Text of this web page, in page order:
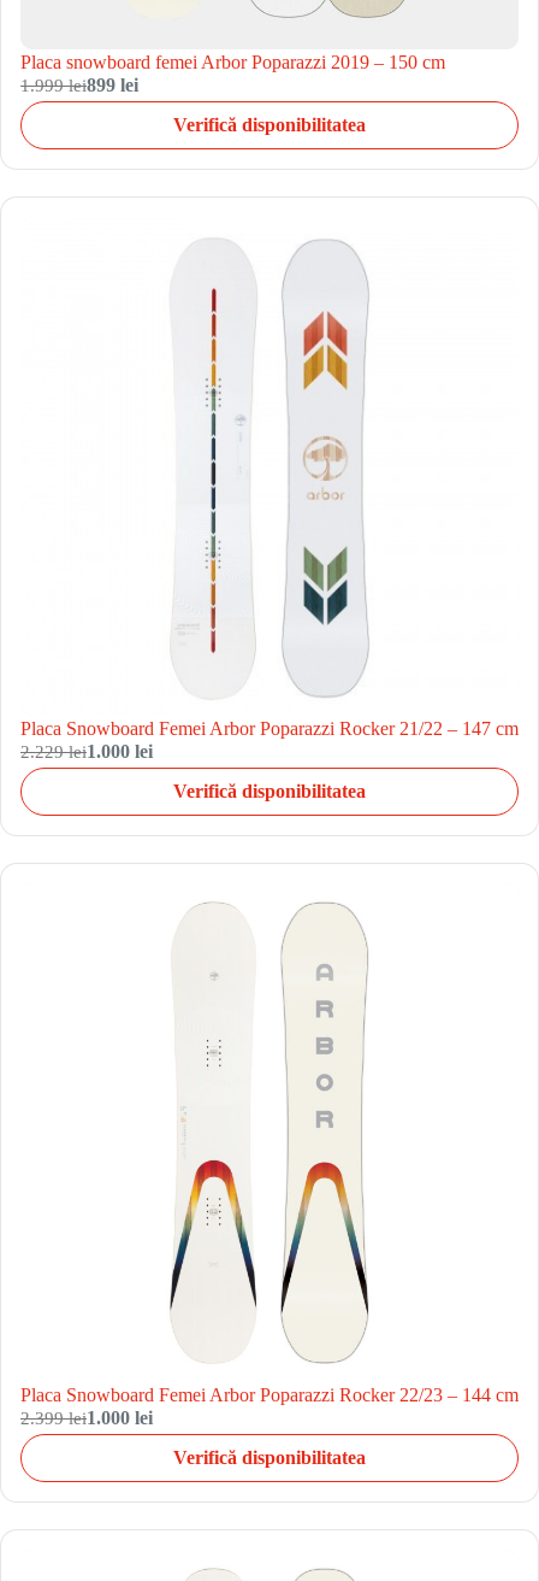
Placa snowboard femei Arbor Poparazzi 2019 – 150 cm
1.999 lei899 lei
Verifică disponibilitatea
Placa Snowboard Femei Arbor Poparazzi Rocker 21/22 – 147 cm
2.229 lei1.000 lei
Verifică disponibilitatea
Placa Snowboard Femei Arbor Poparazzi Rocker 22/23 – 144 cm
2.399 lei1.000 lei
Verifică disponibilitatea